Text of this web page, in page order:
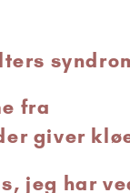
fra
giver
jeg har